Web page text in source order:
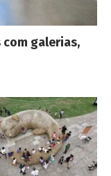
com galerias,